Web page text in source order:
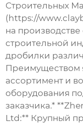
Строительных
(https://
на
строительной
дробилки
Преимуществом
ассортимент и
оборудования
заказчика.*
Ltd:** Крупный